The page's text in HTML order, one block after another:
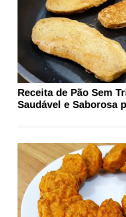
Receita de Pão Sem
Saudável e Saborosa